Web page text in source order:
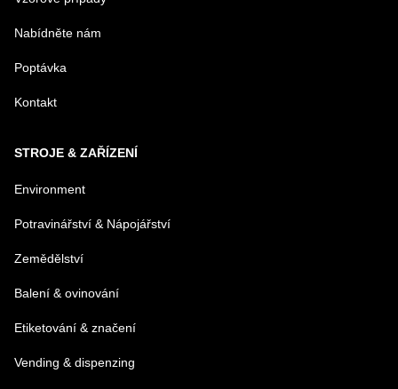
E-MAIL
TELEFÓN
Nabídněte nám
Poptávka
Kontakt
STROJE & ZAŘÍZENÍ
Environment
Potravinářství & Nápojářství
Zemědělství
Balení & ovinování
Etiketování & značení
Vending & dispenzing